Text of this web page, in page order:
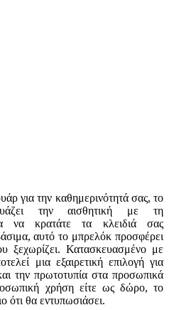
για την καθημερινότητά σας, το
την αισθητική με τη
να κρατάτε τα κλειδιά σας
αυτό το μπρελόκ προσφέρει
ξεχωρίζει. Κατασκευασμένο με
μια εξαιρετική επιλογή για
την πρωτοτυπία στα προσωπικά
χρήση είτε ως δώρο, το
ότι θα εντυπωσιάσει.